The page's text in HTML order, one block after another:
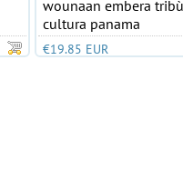
wounaan embera
cultura panama
€19.85 EUR